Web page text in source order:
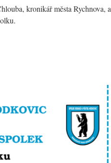
kronikář města Rychnova, a